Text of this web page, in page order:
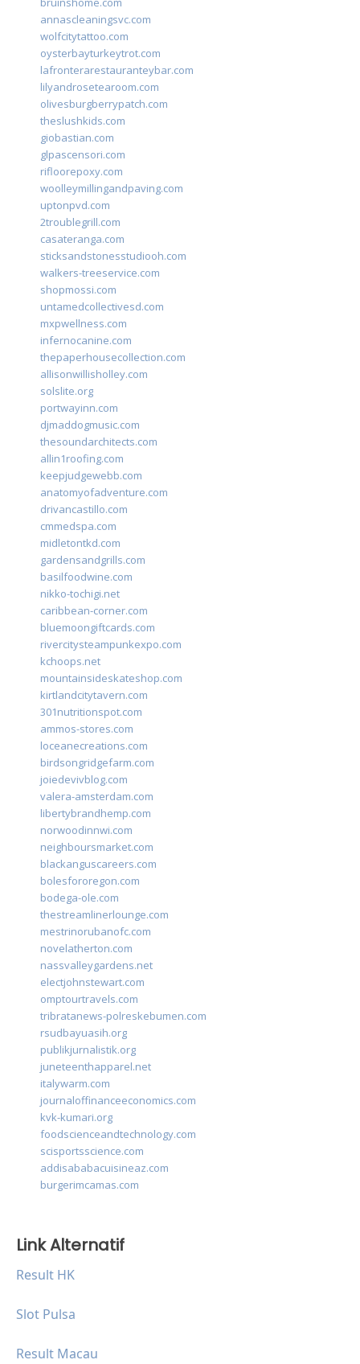
annascleaningsvc.com
wolfcitytattoo.com
oysterbayturkeytrot.com
lafronterarestauranteybar.com
lilyandrosetearoom.com
olivesburgberrypatch.com
theslushkids.com
giobastian.com
glpascensori.com
rifloorepoxy.com
woolleymillingandpaving.com
uptonpvd.com
2troublegrill.com
casateranga.com
sticksandstonesstudiooh.com
walkers-treeservice.com
shopmossi.com
untamedcollectivesd.com
mxpwellness.com
infernocanine.com
thepaperhousecollection.com
allisonwillisholley.com
solslite.org
portwayinn.com
djmaddogmusic.com
thesoundarchitects.com
allin1roofing.com
keepjudgewebb.com
anatomyofadventure.com
drivancastillo.com
cmmedspa.com
midletontkd.com
gardensandgrills.com
basilfoodwine.com
nikko-tochigi.net
caribbean-corner.com
bluemoongiftcards.com
rivercitysteampunkexpo.com
kchoops.net
mountainsideskateshop.com
kirtlandcitytavern.com
301nutritionspot.com
ammos-stores.com
loceanecreations.com
birdsongridgefarm.com
joiedevivblog.com
valera-amsterdam.com
libertybrandhemp.com
norwoodinnwi.com
neighboursmarket.com
blackanguscareers.com
bolesfororegon.com
bodega-ole.com
thestreamlinerlounge.com
mestrinorubanofc.com
novelatherton.com
nassvalleygardens.net
electjohnstewart.com
omptourtravels.com
tribratanews-polreskebumen.com
rsudbayuasih.org
publikjurnalistik.org
juneteenthapparel.net
italywarm.com
journaloffinanceeconomics.com
kvk-kumari.org
foodscienceandtechnology.com
scisportsscience.com
addisababacuisineaz.com
burgerimcamas.com
Link Alternatif
Result HK
Slot Pulsa
Result Macau